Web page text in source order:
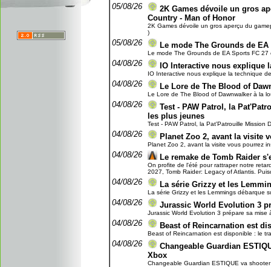
05/08/26
2K Games dévoile un gros
Country - Man of Honor
2K Games dévoile un gros aperçu du
)
05/08/26 Le mode The Grounds de
Le mode The Grounds de EA Sports FC
04/08/26 IO Interactive nous explique
IO Interactive nous explique la technique
04/08/26 Le Lore de The Blood of
Le Lore de The Blood of Dawnwalker à la
04/08/26
Test - PAW Patrol, la
les plus jeunes
Test - PAW Patrol, la Pat'Patrouille
04/08/26 Planet Zoo 2, avant la visite
Planet Zoo 2, avant la visite vous pourrez
04/08/26 Le remake de Tomb Raider
On profite de l'été pour rattraper notre
2027, Tomb Raider: Legacy of Atlantis.
04/08/26 La série Grizzy et les
La série Grizzy et les Lemmings débarque
04/08/26 Jurassic World Evolution 3
Jurassic World Evolution 3 prépare sa
04/08/26 Beast of Reincarnation est
Beast of Reincarnation est disponible : le
04/08/26
Changeable Guardian
Xbox
Changeable Guardian ESTIQUE va